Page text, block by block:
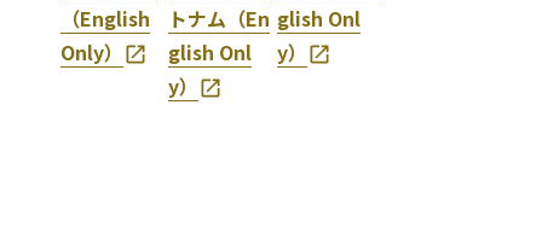
（English
Only）
トナム（En
glish Onl
y）
glish Onl
y）